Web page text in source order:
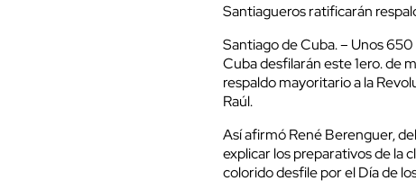
Santiagueros ratificarán
Santiago de Cuba. – Unos
Cuba desfilarán este 1ero. de
respaldo mayoritario a la
Raúl.
Así afirmó René Berenguer,
explicar los preparativos de la
colorido desfile por el Día de